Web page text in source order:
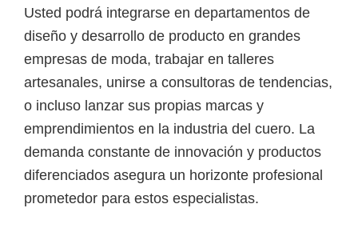
Usted podrá integrarse en departamentos de
diseño y desarrollo de producto en grandes
empresas de moda, trabajar en talleres
artesanales, unirse a consultoras de tendencias,
o incluso lanzar sus propias marcas y
emprendimientos en la industria del cuero. La
demanda constante de innovación y productos
diferenciados asegura un horizonte profesional
prometedor para estos especialistas.